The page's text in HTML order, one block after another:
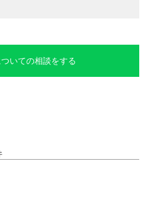
いての相談をする